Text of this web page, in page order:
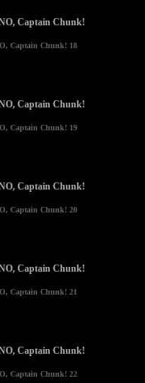
Captain Chunk! 18
Captain Chunk! 19
Captain Chunk! 20
Captain Chunk! 21
Captain Chunk! 22